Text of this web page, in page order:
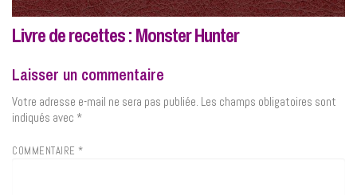
Livre de recettes : Monster Hunter
Laisser un commentaire
Votre adresse e-mail ne sera pas publiée. Les champs obligatoires sont
indiqués avec *
COMMENTAIRE *